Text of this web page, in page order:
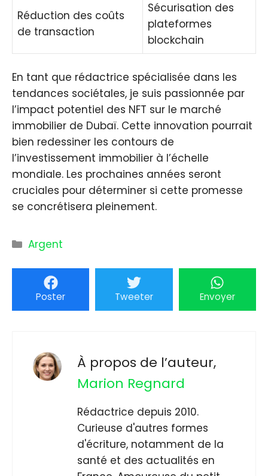
Réduction des coûts
de transaction
Sécurisation des
plateformes
blockchain
En tant que rédactrice spécialisée dans les
tendances sociétales, je suis passionnée par
l’impact potentiel des NFT sur le marché
immobilier de Dubaï. Cette innovation pourrait
bien redessiner les contours de
l’investissement immobilier à l’échelle
mondiale. Les prochaines années seront
cruciales pour déterminer si cette promesse
se concrétisera pleinement.
Catégories
Argent
Poster Tweeter Envoyer
À propos de l’auteur,
Marion Regnard
Rédactrice depuis 2010.
Curieuse d'autres formes
d'écriture, notamment de la
santé et des actualités en